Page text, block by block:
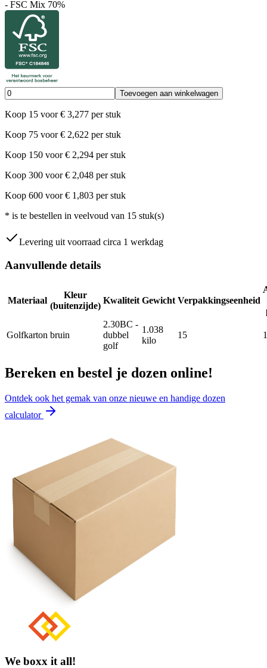
- FSC Mix 70%
Toevoegen aan winkelwagen
Koop 15 voor € 3,277 per stuk
Koop 75 voor € 2,622 per stuk
Koop 150 voor € 2,294 per stuk
Koop 300 voor € 2,048 per stuk
Koop 600 voor € 1,803 per stuk
* is te bestellen in veelvoud van 15 stuk(s)
Levering uit voorraad circa 1 werkdag
Aanvullende details
Materiaal
Kleur
(buitenzijde)
Kwaliteit Gewicht Verpakkingseenheid
Golfkarton bruin
2.30BC -
dubbel
golf
1.038
kilo
15
Bereken en bestel je dozen online!
Ontdek ook het gemak van onze nieuwe en handige dozen
calculator
We boxx it all!